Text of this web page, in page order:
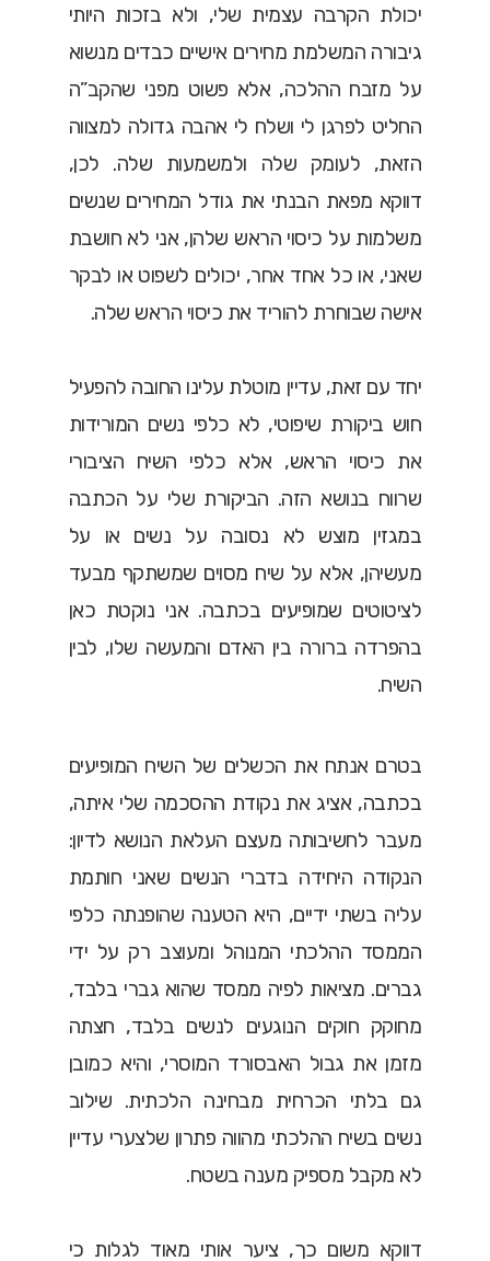
יכולת הקרבה עצמית שלי, ולא בזכות היותי
גיבורה המשלמת מחירים אישיים כבדים מנשוא
על מזבח ההלכה, אלא פשוט מפני שהקב”ה
החליט לפרגן לי ושלח לי אהבה גדולה למצווה
הזאת, לעומק שלה ולמשמעות שלה. לכן,
דווקא מפאת הבנתי את גודל המחירים שנשים
משלמות על כיסוי הראש שלהן, אני לא חושבת
שאני, או כל אחד אחר, יכולים לשפוט או לבקר
אישה שבוחרת להוריד את כיסוי הראש שלה.
יחד עם זאת, עדיין מוטלת עלינו החובה להפעיל
חוש ביקורת שיפוטי, לא כלפי נשים המורידות
את כיסוי הראש, אלא כלפי השיח הציבורי
שרווח בנושא הזה. הביקורת שלי על הכתבה
במגזין מוצש לא נסובה על נשים או על
מעשיהן, אלא על שיח מסוים שמשתקף מבעד
לציטוטים שמופיעים בכתבה. אני נוקטת כאן
בהפרדה ברורה בין האדם והמעשה שלו, לבין
השיח.
בטרם אנתח את הכשלים של השיח המופיעים
בכתבה, אציג את נקודת ההסכמה שלי איתה,
מעבר לחשיבותה מעצם העלאת הנושא לדיון:
הנקודה היחידה בדברי הנשים שאני חותמת
עליה בשתי ידיים, היא הטענה שהופנתה כלפי
הממסד ההלכתי המנוהל ומעוצב רק על ידי
גברים. מציאות לפיה ממסד שהוא גברי בלבד,
מחוקק חוקים הנוגעים לנשים בלבד, חצתה
מזמן את גבול האבסורד המוסרי, והיא כמובן
גם בלתי הכרחית מבחינה הלכתית. שילוב
נשים בשיח ההלכתי מהווה פתרון שלצערי עדיין
לא מקבל מספיק מענה בשטח.
דווקא משום כך, ציער אותי מאוד לגלות כי